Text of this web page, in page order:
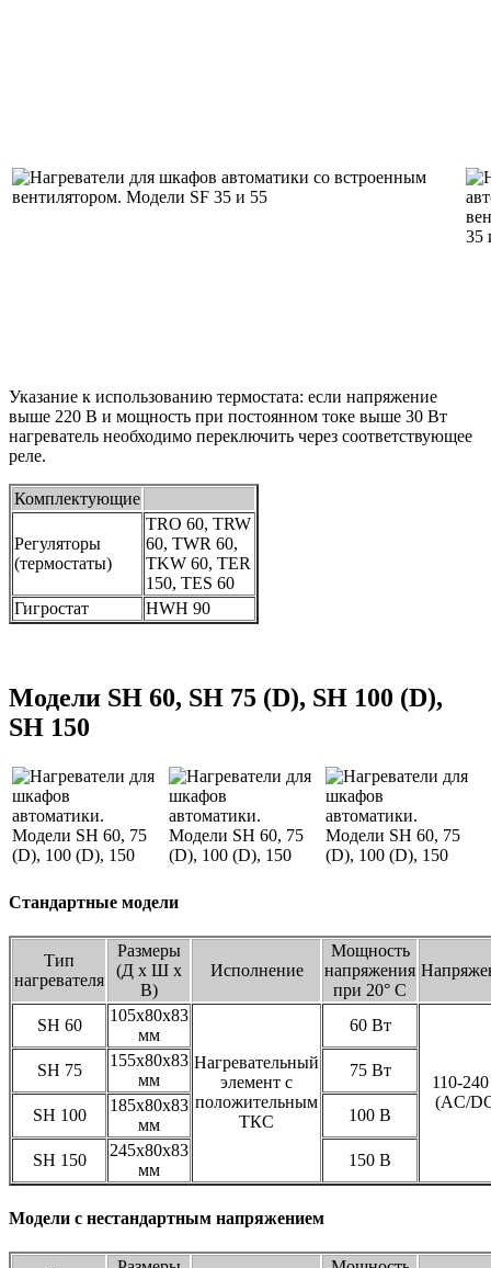
Указание к использованию термостата: если напряжение
выше 220 В и мощность при постоянном токе выше 30 Вт
нагреватель необходимо переключить через соответствующее
реле.
Комплектующие
Регуляторы
(термостаты)
TRO 60, TRW
60, TWR 60,
TKW 60, TER
150, TES 60
Гигростат
HWH 90
Модели SH 60, SH 75 (D), SH 100 (D),
SH 150
Стандартные модели
Тип
нагревателя
Размеры
(Д х Ш х
В)
Исполнение
Мощность
напряжения
при 20° С
SH 60
105x80x83
мм
Нагревательный
элемент с
положительным
ТКС
60 Вт
110-
(AC/
SH 75
155x80x83
мм
75 Вт
SH 100
185x80x83
мм
100 В
SН 150
245x80x83
мм
150 В
Модели с нестандартным напряжением